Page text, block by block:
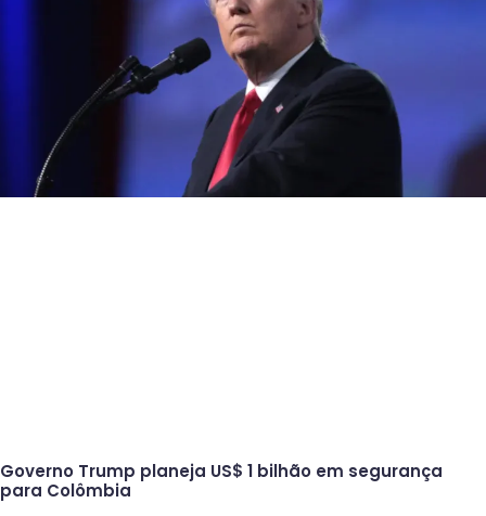
Governo Trump planeja US$ 1 bilhão em segurança
para Colômbia